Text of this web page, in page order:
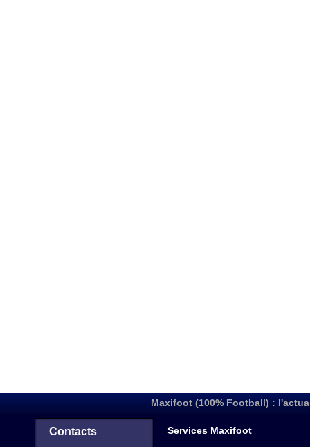
Maxifoot (100% Football) :
Contacts Services Maxifoot